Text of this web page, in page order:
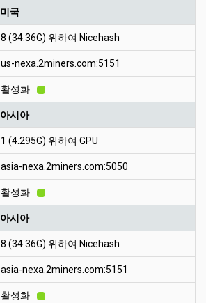
미국
8 (34.36G) 위하여 Nicehash
us-nexa.2miners.com:5151
활성화
아시아
1 (4.295G) 위하여 GPU
asia-nexa.2miners.com:5050
활성화
아시아
8 (34.36G) 위하여 Nicehash
asia-nexa.2miners.com:5151
활성화